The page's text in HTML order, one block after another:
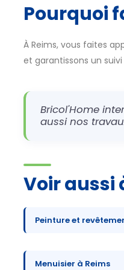
Pourquoi
À Reims, vous faites
et garantissons un
Bricol'Home
aussi nos
Voir aussi
Peinture et
Menuisier à Reims